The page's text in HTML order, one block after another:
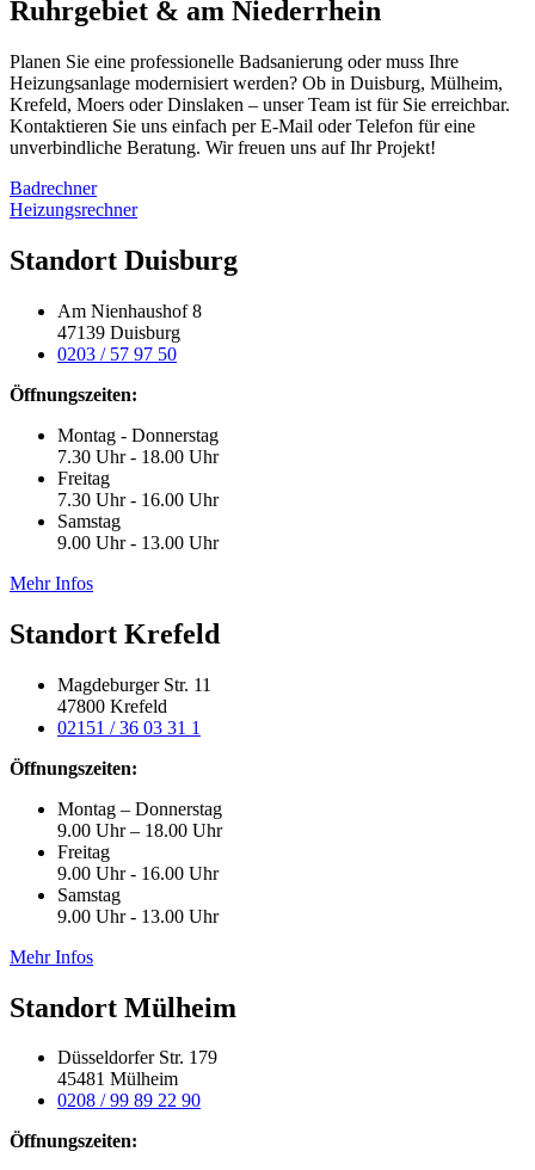
Ruhrgebiet & am Niederrhein
Planen Sie eine professionelle Badsanierung oder muss Ihre
Heizungsanlage modernisiert werden? Ob in Duisburg, Mülheim,
Krefeld, Moers oder Dinslaken – unser Team ist für Sie erreichbar.
Kontaktieren Sie uns einfach per E-Mail oder Telefon für eine
unverbindliche Beratung. Wir freuen uns auf Ihr Projekt!
Badrechner
Heizungsrechner
Standort Duisburg
Am Nienhaushof 8
47139 Duisburg
0203 / 57 97 50
Öffnungszeiten:
Montag - Donnerstag
7.30 Uhr - 18.00 Uhr
Freitag
7.30 Uhr - 16.00 Uhr
Samstag
9.00 Uhr - 13.00 Uhr
Mehr Infos
Standort Krefeld
Magdeburger Str. 11
47800 Krefeld
02151 / 36 03 31 1
Öffnungszeiten:
Montag – Donnerstag
9.00 Uhr – 18.00 Uhr
Freitag
9.00 Uhr - 16.00 Uhr
Samstag
9.00 Uhr - 13.00 Uhr
Mehr Infos
Standort Mülheim
Düsseldorfer Str. 179
45481 Mülheim
0208 / 99 89 22 90
Öffnungszeiten: